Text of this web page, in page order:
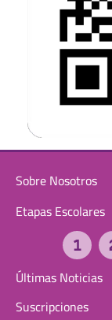
Sobre Nosotros
Etapas Escolares
Últimas Noticias
Suscripciones